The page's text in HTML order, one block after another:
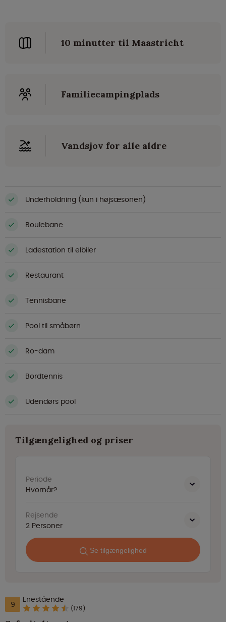
10 minutter til Maastricht
Familiecampingplads
Vandsjov for alle aldre
Underholdning (kun i højsæsonen)
Boulebane
Ladestation til elbiler
Restaurant
Tennisbane
Pool til småbørn
Ro-dam
Bordtennis
Udendørs pool
Tilgængelighed og priser
Periode
Hvornår?
Rejsende
2 Personer
Se tilgængelighed
9 Enestående
(179)